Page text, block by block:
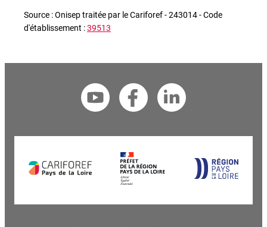
Source : Onisep traitée par le Cariforef - 243014 - Code
d'établissement :39513